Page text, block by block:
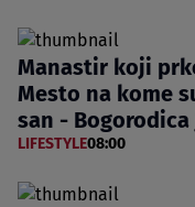
Manastir koji
Mesto na kome
san -
LIFESTYLE08:00